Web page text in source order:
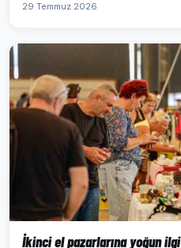
29 Temmuz 2026
İkinci el pazarlarına yoğun ilgi